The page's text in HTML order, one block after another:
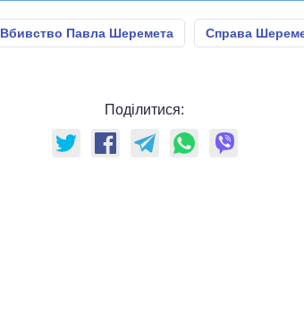
Вбивство Павла Шеремета Справа
Поділитися: